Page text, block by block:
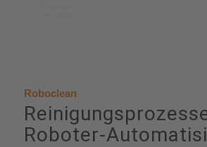
Roboclean
Roboter-